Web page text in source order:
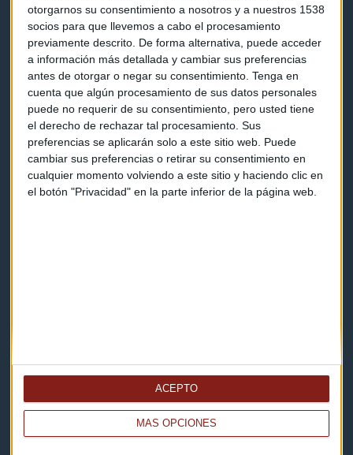
otorgarnos su consentimiento a nosotros y a nuestros 1538
socios para que llevemos a cabo el procesamiento
previamente descrito. De forma alternativa, puede acceder
a información más detallada y cambiar sus preferencias
antes de otorgar o negar su consentimiento. Tenga en
cuenta que algún procesamiento de sus datos personales
puede no requerir de su consentimiento, pero usted tiene
el derecho de rechazar tal procesamiento. Sus
preferencias se aplicarán solo a este sitio web. Puede
cambiar sus preferencias o retirar su consentimiento en
cualquier momento volviendo a este sitio y haciendo clic en
el botón "Privacidad" en la parte inferior de la página web.
MÁS OPCIONES
ACEPTO
Consultorios
Programas y podcasts
Contacto & Legal
Contacto
Cómo escucharnos
Política de privacidad